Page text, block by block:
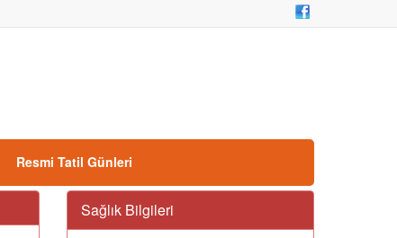
Resmi Tatil Günleri
Sağlık Bilgileri